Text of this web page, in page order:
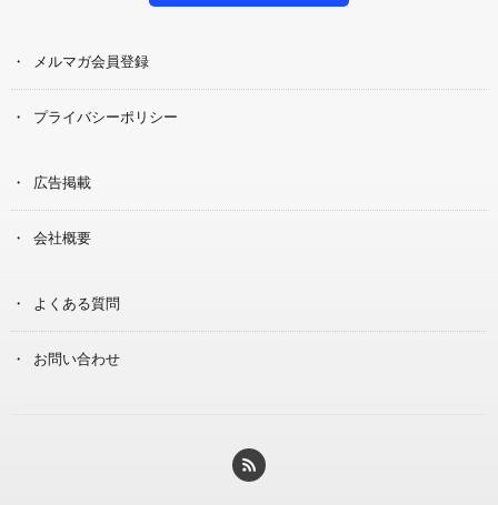
メルマガ会員登録
プライバシーポリシー
広告掲載
会社概要
よくある質問
お問い合わせ